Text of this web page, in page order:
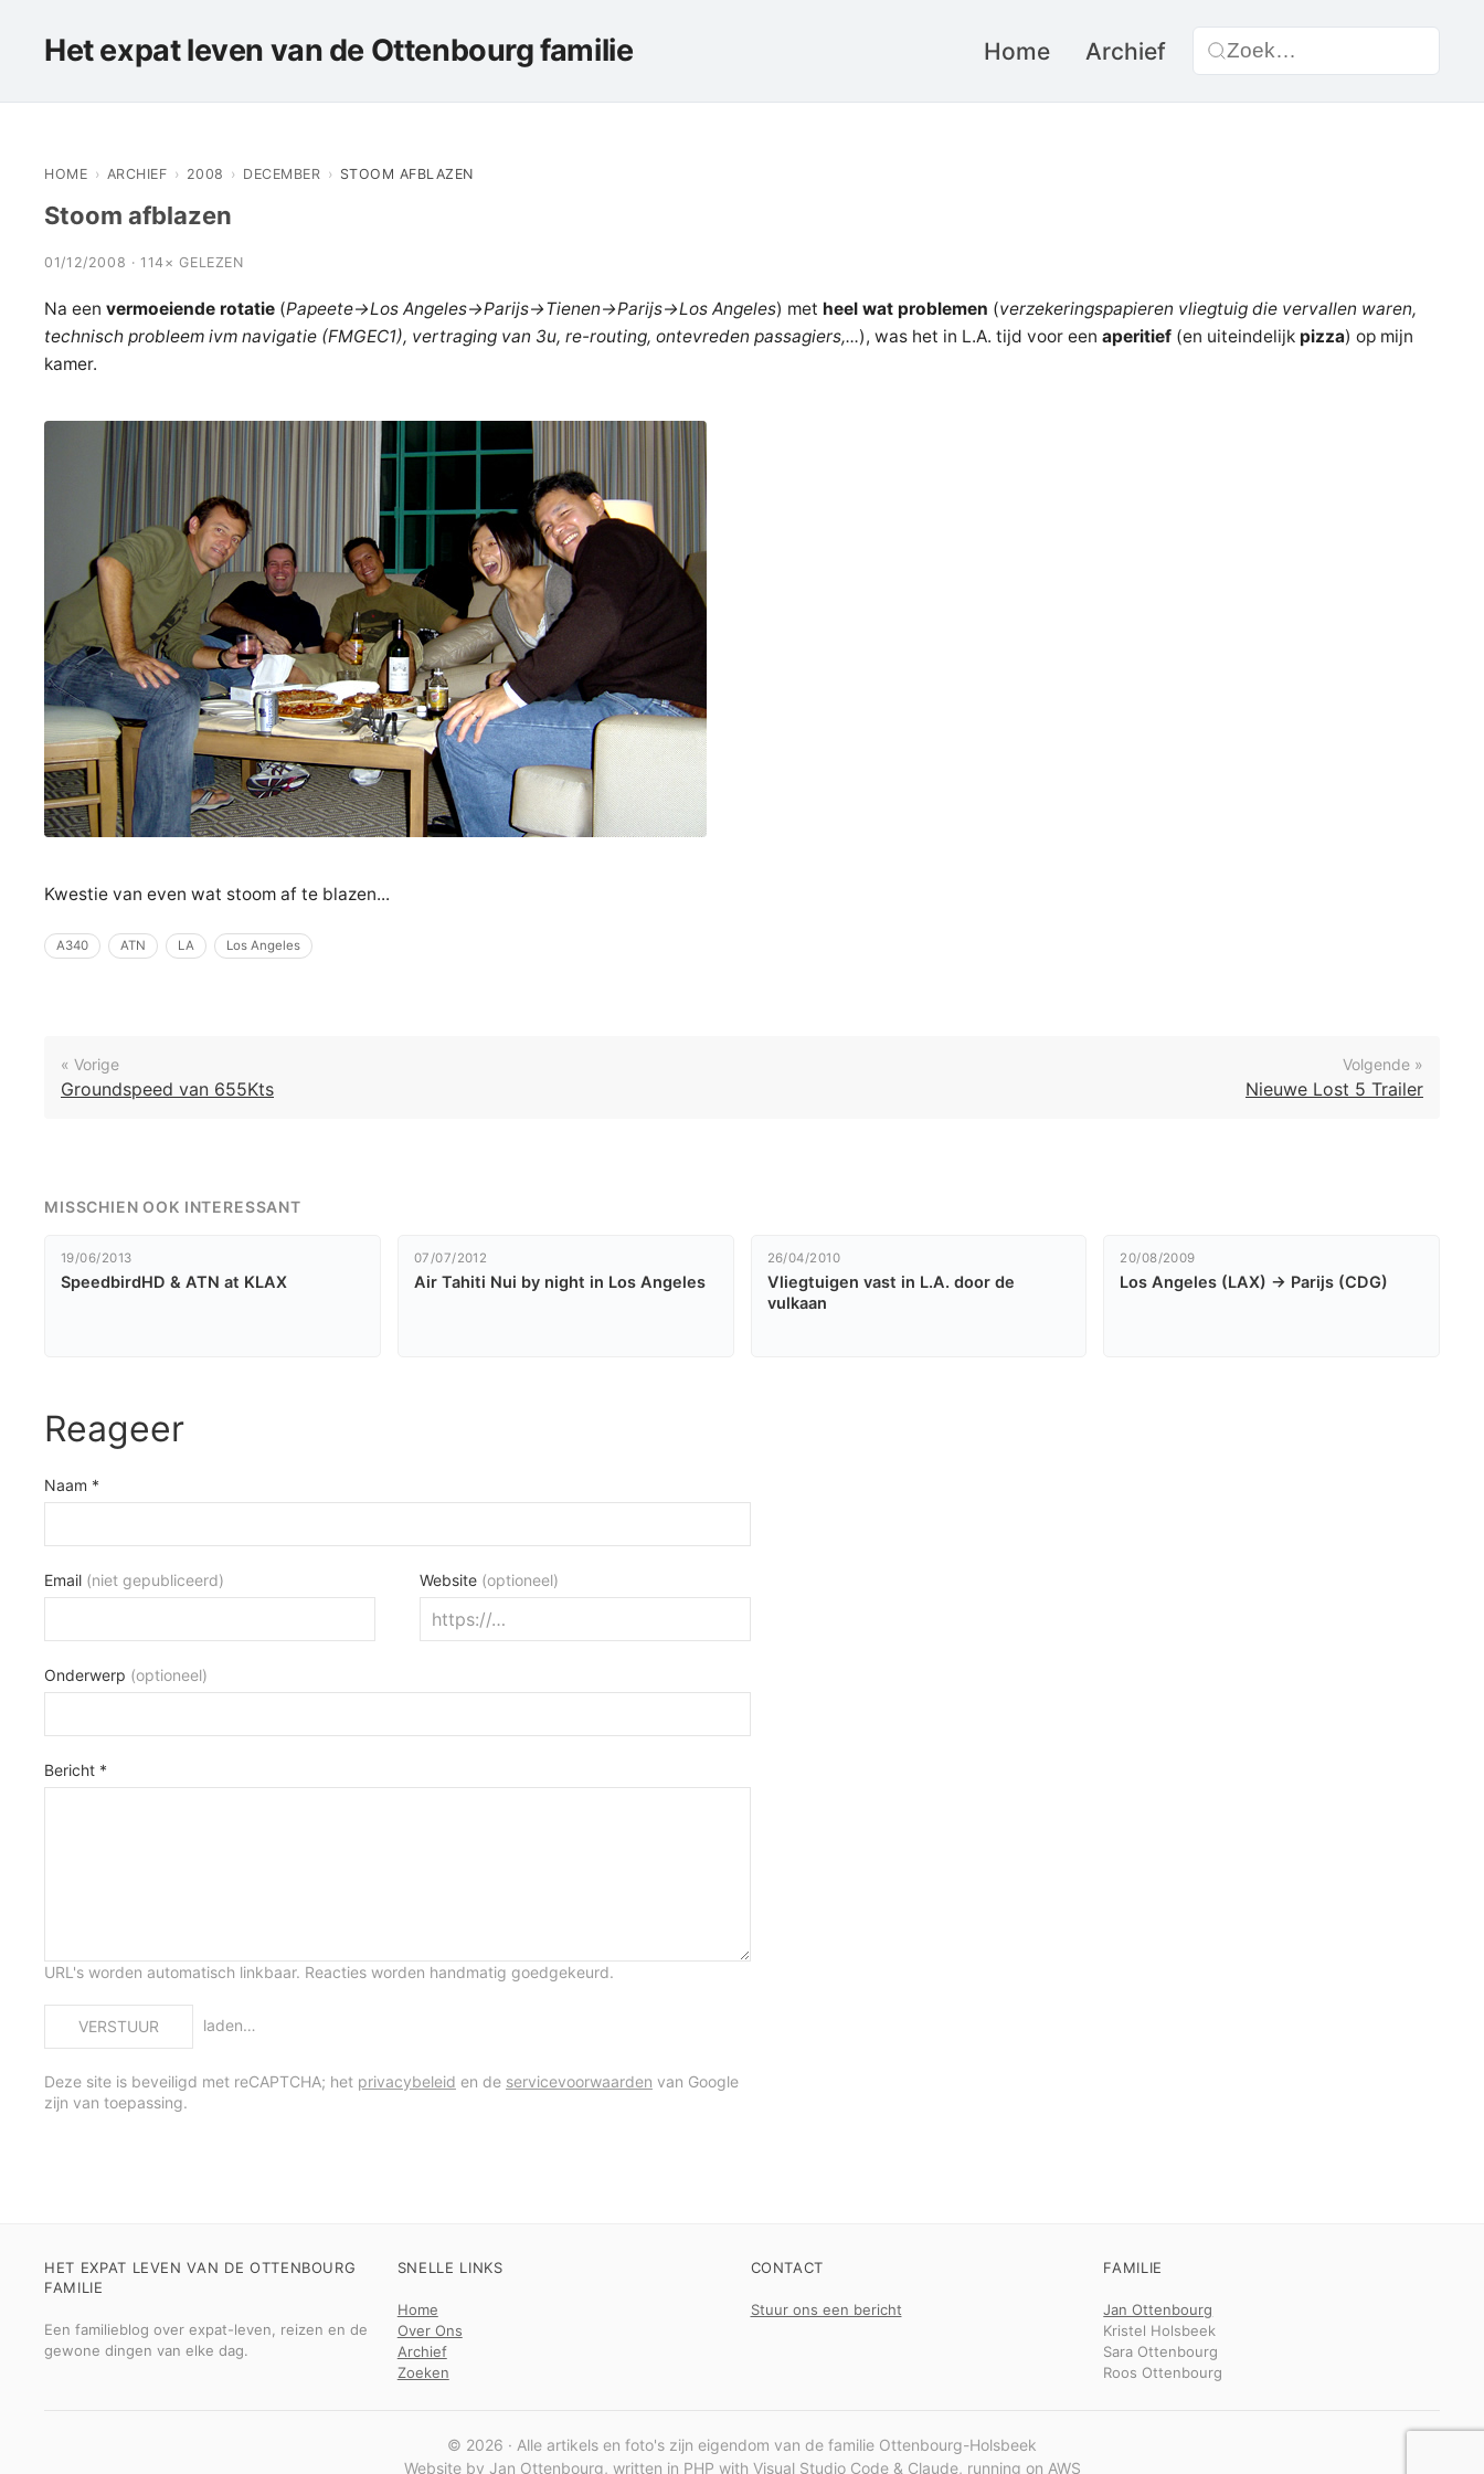
Het expat leven van de Ottenbourg familie Home Archief
HOME › ARCHIEF › 2008 › DECEMBER › STOOM AFBLAZEN
Stoom afblazen
01/12/2008 · 114× GELEZEN
Na een vermoeiende rotatie (Papeete->Los Angeles->Parijs->Tienen->Parijs->Los Angeles) met heel wat problemen (verzekeringspapieren vliegtuig die vervallen waren,
technisch probleem ivm navigatie (FMGEC1), vertraging van 3u, re-routing, ontevreden passagiers,...), was het in L.A. tijd voor een aperitief (en uiteindelijk pizza) op mijn
kamer.
Kwestie van even wat stoom af te blazen...
A340 ATN LA Los Angeles
« Vorige
Groundspeed van 655Kts
Volgende »
Nieuwe Lost 5 Trailer
MISSCHIEN OOK INTERESSANT
19/06/2013
SpeedbirdHD & ATN at KLAX
07/07/2012
Air Tahiti Nui by night in Los Angeles
26/04/2010
Vliegtuigen vast in L.A. door de
vulkaan
20/08/2009
Los Angeles (LAX) -> Parijs (CDG)
Reageer
Naam *
Email (niet gepubliceerd) Website (optioneel)
Onderwerp (optioneel)
Bericht *
URL's worden automatisch linkbaar. Reacties worden handmatig goedgekeurd.
VERSTUUR laden…
Deze site is beveiligd met reCAPTCHA; het privacybeleid en de servicevoorwaarden van Google
zijn van toepassing.
HET EXPAT LEVEN VAN DE OTTENBOURG
FAMILIE
Een familieblog over expat-leven, reizen en de
gewone dingen van elke dag.
SNELLE LINKS
Home
Over Ons
Archief
Zoeken
CONTACT
Stuur ons een bericht
FAMILIE
Jan Ottenbourg
Kristel Holsbeek
Sara Ottenbourg
Roos Ottenbourg
© 2026 · Alle artikels en foto's zijn eigendom van de familie Ottenbourg-Holsbeek
Website by Jan Ottenbourg, written in PHP with Visual Studio Code & Claude, running on AWS